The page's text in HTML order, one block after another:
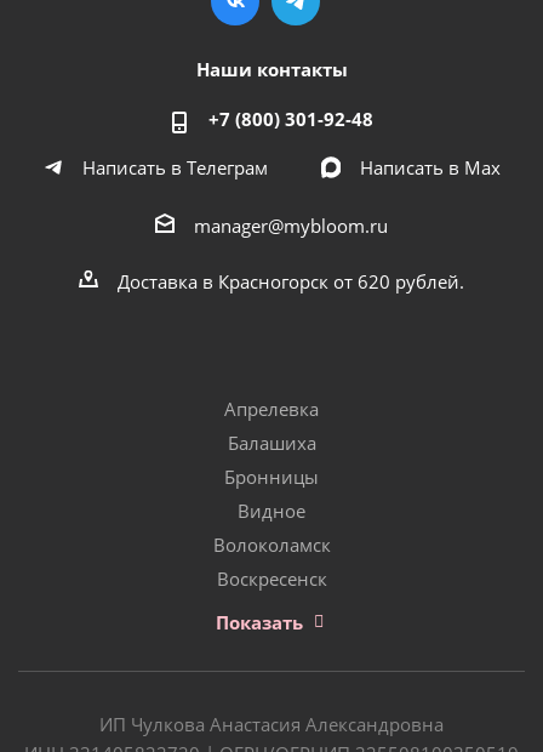
Наши контакты
+7 (800) 301-92-48
Написать в Телеграм
Написать в Мах
manager@mybloom.ru
Доставка в Красногорск от 620 рублей.
Апрелевка
Балашиха
Бронницы
Видное
Волоколамск
Воскресенск
Показать
ИП Чулкова Анастасия Александровна